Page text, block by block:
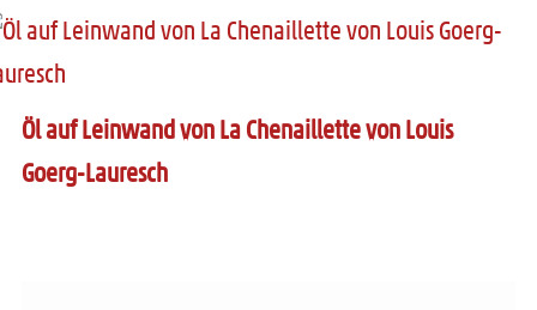
n
Öl auf Leinwand von La Chenaillette von Louis
Goerg-Lauresch